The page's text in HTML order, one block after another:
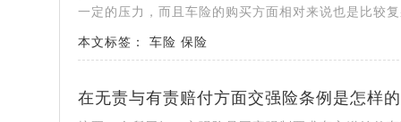
一定的压力，而且车险的购买方面相对来说也是比较
本文标签： 车险 保险
在无责与有责赔付方面交强险条例是怎样